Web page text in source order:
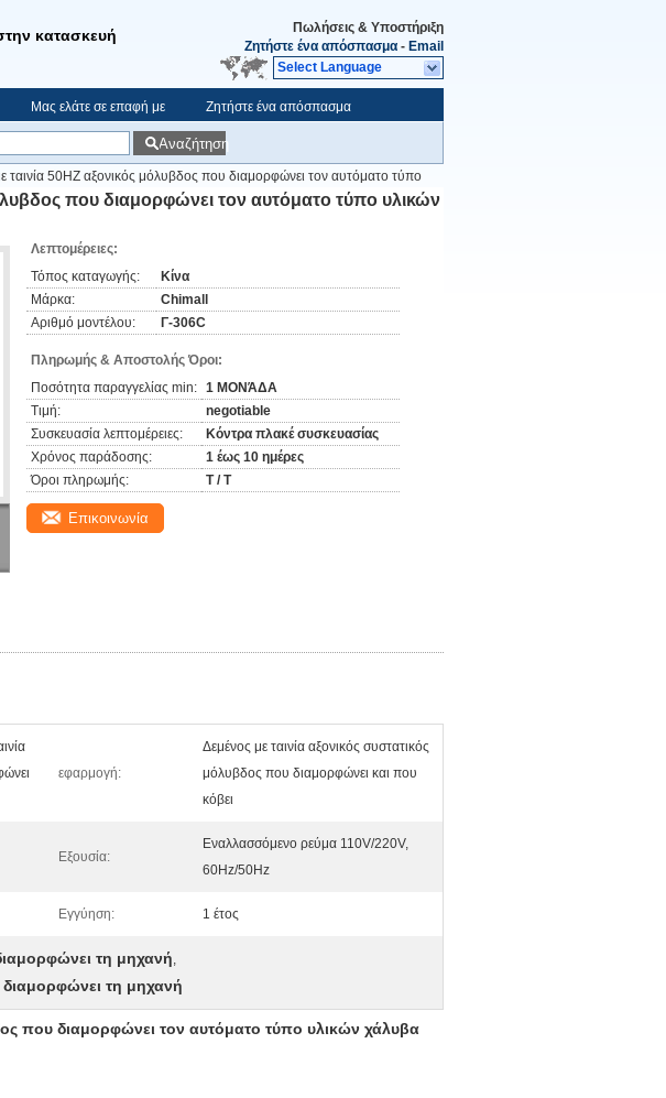
κατασκευή
Πωλήσεις & Υποστήριξη
Ζητήστε ένα απόσπασμα - Email
Select Language
Μας ελάτε σε επαφή με Ζητήστε ένα απόσπασμα
Αναζήτηση
ταινία 50HZ αξονικός μόλυβδος που διαμορφώνει τον αυτόματο τύπο
που διαμορφώνει τον αυτόματο τύπο υλικών
Λεπτομέρειες:
Τόπος καταγωγής:
Κίνα
Μάρκα:
Chimall
Αριθμό μοντέλου:
Γ-306C
Πληρωμής & Αποστολής Όροι:
Ποσότητα παραγγελίας min: 1 ΜΟΝΆΔΑ
Τιμή:
negotiable
Συσκευασία λεπτομέρειες:
Κόντρα πλακέ συσκευασίας
Χρόνος παράδοσης:
1 έως 10 ημέρες
Όροι πληρωμής:
T / T
Επικοινωνία
εφαρμογή:
Δεμένος με ταινία αξονικός συστατικός
μόλυβδος που διαμορφώνει και που
κόβει
Εξουσία:
Εναλλασσόμενο ρεύμα 110V/220V,
60Hz/50Hz
Εγγύηση: 1 έτος
τη μηχανή,
τη μηχανή
που διαμορφώνει τον αυτόματο τύπο υλικών χάλυβα